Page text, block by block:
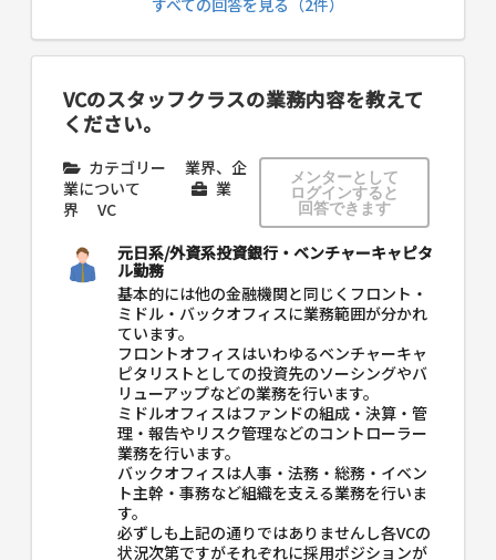
すべての回答を見る（2件）
VCのスタッフクラスの業務内容を教えて
ください。
カテゴリー
業界、企
業について
業
界
VC
メンターとして
ログインすると
回答できます
元日系/外資系投資銀行・ベンチャーキャピタ
ル勤務
基本的には他の金融機関と同じくフロント・
ミドル・バックオフィスに業務範囲が分かれ
ています。
フロントオフィスはいわゆるベンチャーキャ
ピタリストとしての投資先のソーシングやバ
リューアップなどの業務を行います。
ミドルオフィスはファンドの組成・決算・管
理・報告やリスク管理などのコントローラー
業務を行います。
バックオフィスは人事・法務・総務・イベン
ト主幹・事務など組織を支える業務を行いま
す。
必ずしも上記の通りではありませんし各VCの
状況次第ですがそれぞれに採用ポジションが